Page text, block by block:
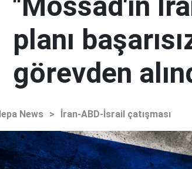
planı
görevden
News > İran-ABD-İsrail çatışması